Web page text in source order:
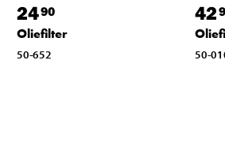
2490
Oliefilter
50-652
42
50-